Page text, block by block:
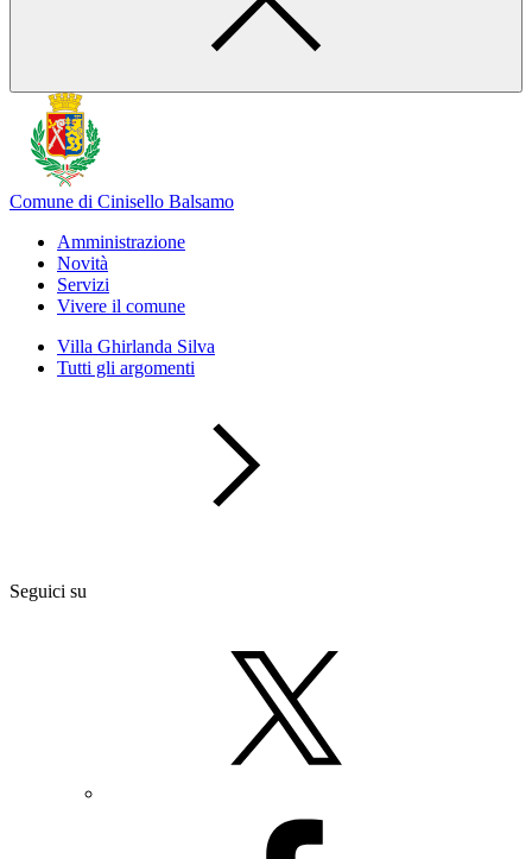
Comune di Cinisello Balsamo
Amministrazione
Novità
Servizi
Vivere il comune
Villa Ghirlanda Silva
Tutti gli argomenti
Seguici su